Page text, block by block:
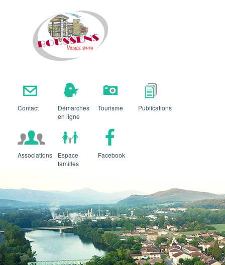
Boussens
Contact
Démarches
en ligne
Tourisme Publications
Associations
Espace
familles
Facebook